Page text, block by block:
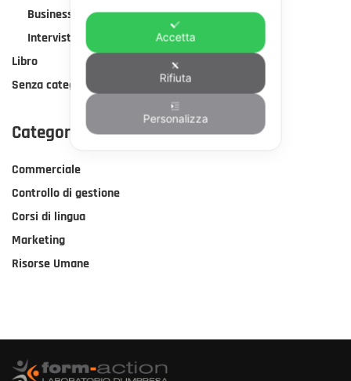
Business
Interviste
Libro
Senza categoria
Categorie Corsi
Commerciale
Controllo di gestione
Corsi di lingua
Marketing
Risorse Umane
Accetta
Rifiuta
Personalizza